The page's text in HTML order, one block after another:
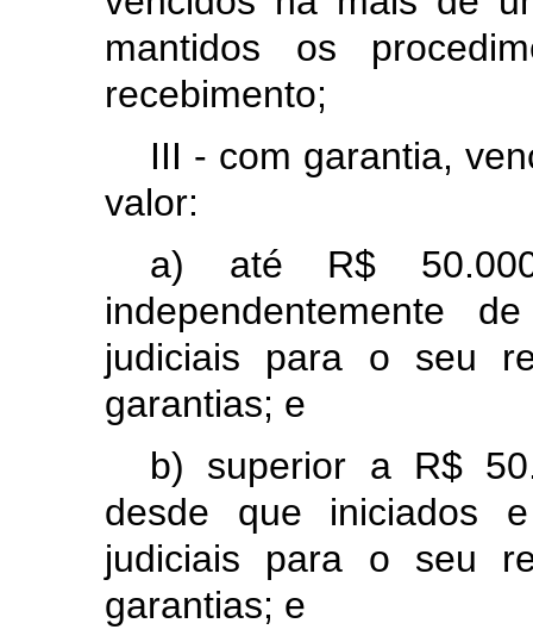
mantidos os
recebimento;
III - com garantia,
valor:
a) até R$
independentemente
judiciais para o seu
garantias; e
b) superior a R$
desde que iniciados
judiciais para o seu
garantias; e